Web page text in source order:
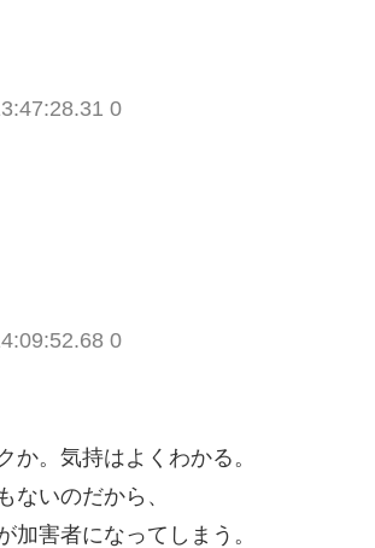
0
0
。気持はよくわかる。
ないのだから、
害者になってしまう。